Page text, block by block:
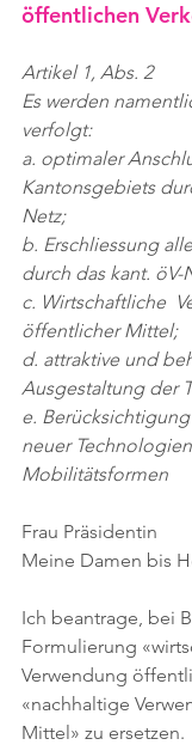
öffentlichen
Artikel 1, Abs. 2
Es werden
verfolgt:
a. optimaler
Kantonsgebiets
Netz;
b. Erschliessung
durch das kant. öV-
c. Wirtschaftliche
öffentlicher Mittel;
d. attraktive und
Ausgestaltung der
e.
neuer
Mobilitätsformen
Frau Präsidentin
Meine Damen bis
Ich beantrage, bei
Formulierung
Verwendung
«nachhaltige
Mittel» zu ersetzen.